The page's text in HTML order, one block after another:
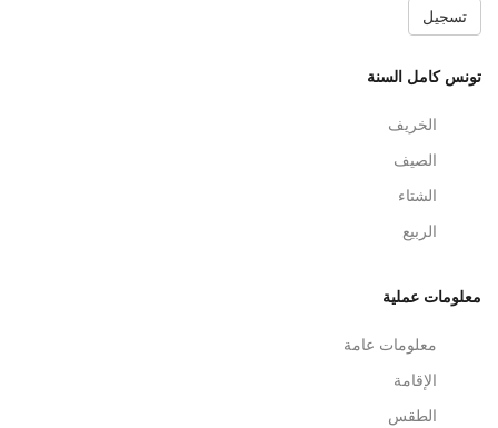
كامل السنة
الخريف
الصيف
عملية
معلومات عامة
الإقامة
الطقس